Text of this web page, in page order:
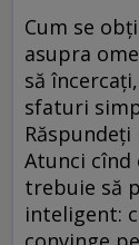
Cum se
asupra
să
sfaturi
Atunci cînd
trebuie să
inteligent: